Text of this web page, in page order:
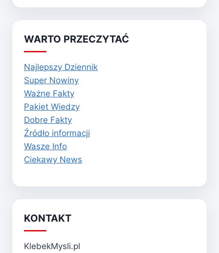
WARTO PRZECZYTAĆ
Najlepszy Dziennik
Super Nowiny
Ważne Fakty
Pakiet Wiedzy
Dobre Fakty
Źródło informacji
Wasze Info
Ciekawy News
KONTAKT
KlebekMysli.pl